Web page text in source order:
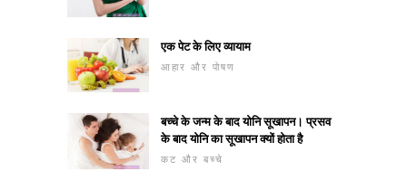
एक पेट के लिए व्यायाम
आहार और पोषण
बच्चे के जन्म के बाद योनि सूखापन। प्रसव
के बाद योनि का सूखापन क्यों होता है
कट और बच्चे